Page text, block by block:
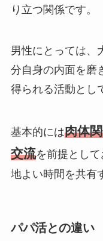
り立つ関係です。
男性にとっては、
分自身の内面を磨
得られる活動とし
基本的には肉体
交流を前提とし
地よい時間を共有
パパ活との違い